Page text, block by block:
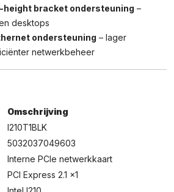
bracket ondersteuning –
desktops
ondersteuning – lager
netwerkbeheer
Omschrijving
I210T1BLK
5032037049603
Interne PCIe netwerkkaart
PCI Express 2.1 x1